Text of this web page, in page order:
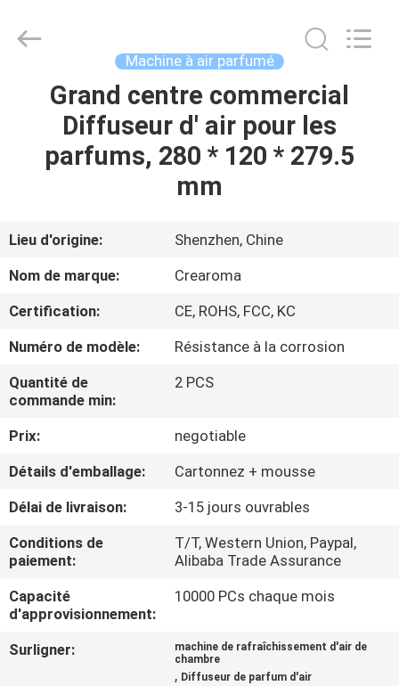
MAISON
PRODUITS
VR
AU
SUJET
DE
NOUS
VISITE
D'USINE
CONTRÔLE
DE
QUALITÉ
Online
Market.
Machine à air parfumé
Grand centre commercial
Diffuseur d' air pour les
parfums, 280 * 120 * 279.5
mm
Lieu d'origine:
Shenzhen, Chine
Nom de marque:
Crearoma
Certification:
CE, ROHS, FCC, KC
Numéro de modèle:
Résistance à la corrosion
Quantité de
commande min:
2 PCS
Prix:
negotiable
Détails d'emballage:
Cartonnez + mousse
Délai de livraison:
3-15 jours ouvrables
Conditions de
paiement:
T/T, Western Union, Paypal,
Alibaba Trade Assurance
Capacité
d'approvisionnement:
10000 PCs chaque mois
Surligner:
machine de rafraîchissement d'air de
chambre
, Diffuseur de parfum d'air